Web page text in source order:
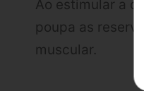
Ao estimular a
poupa as
muscular.